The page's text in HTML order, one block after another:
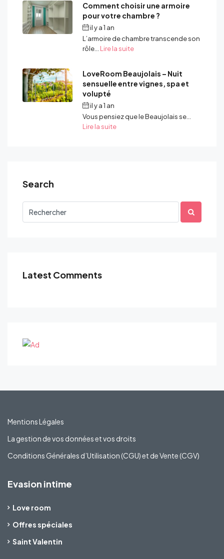
Comment choisir une armoire
pour votre chambre ?
il y a 1 an
L’armoire de chambre transcende son
rôle... Lire la suite
LoveRoom Beaujolais – Nuit
sensuelle entre vignes, spa et
volupté
il y a 1 an
Vous pensiez que le Beaujolais se...
Lire la suite
Search
Latest Comments
Mentions Légales
La gestion de vos données et vos droits
Conditions Générales d’Utilisation (CGU) et de Vente (CGV)
Evasion intime
Love room
Offres spéciales
Saint Valentin